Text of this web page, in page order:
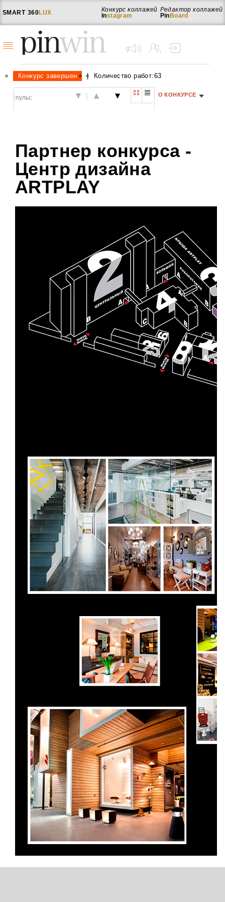
SMART 360LUX
Редактор коллажей
Pin Board
Конкурс коллажей
Instagram
Конкурс завершен | Количество работ:63
О КОНКУРСЕ
Партнер конкурса -
Центр дизайна
ARTPLAY